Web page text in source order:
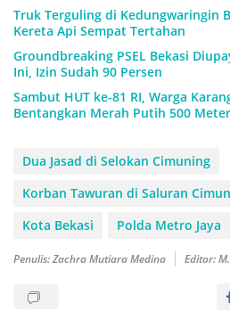
Truk Terguling di Kedungwaringin
Kereta Api Sempat Tertahan
Groundbreaking PSEL Bekasi
Ini, Izin Sudah 90 Persen
Sambut HUT ke-81 RI, Warga
Bentangkan Merah Putih 500 Meter
Dua Jasad di Selokan Cimuning
Korban Tawuran di Saluran
Kota Bekasi
Polda Metro Jaya
Penulis: Zachra Mutiara Medina Editor: